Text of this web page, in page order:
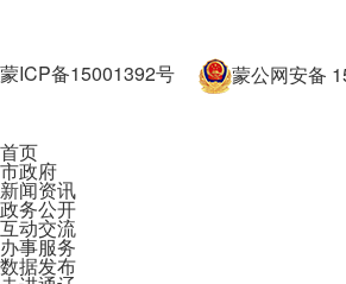
蒙ICP备15001392号
蒙公网安备
政府网站标识码：1505000002
首页
市政府
新闻资讯
政务公开
互动交流
办事服务
数据发布